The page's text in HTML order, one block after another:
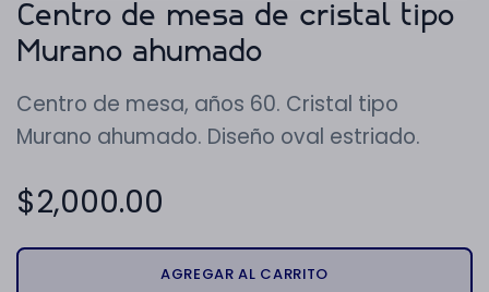
Centro de mesa de cristal tipo
Murano ahumado
Centro de mesa, años 60. Cristal tipo
Murano ahumado. Diseño oval estriado.
$2,000.00
AGREGAR AL CARRITO